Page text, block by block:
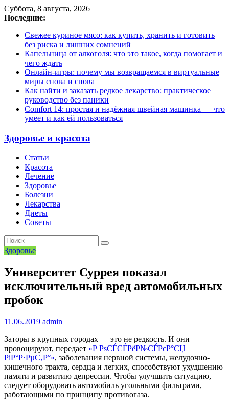
Суббота, 8 августа, 2026
Последние:
Свежее куриное мясо: как купить, хранить и готовить
без риска и лишних сомнений
Капельница от алкоголя: что это такое, когда помогает и
чего ждать
Онлайн-игры: почему мы возвращаемся в виртуальные
миры снова и снова
Как найти и заказать редкое лекарство: практическое
руководство без паники
Comfort 14: простая и надёжная швейная машинка — что
умеет и как ей пользоваться
Здоровье и красота
Статьи
Красота
Лечение
Здоровье
Болезни
Лекарства
Диеты
Советы
Здоровье
Университет Суррея показал
исключительный вред автомобильных
пробок
11.06.2019 admin
Заторы в крупных городах — это не редкость. И они
провоцируют, передает «Р РѕСЃСЃРёР№СЃРєР°СЏ
РіР°Р·РµС‚Р°», заболевания нервной системы, желудочно-
кишечного тракта, сердца и легких, способствуют ухудшению
памяти и развитию депрессии. Чтобы улучшить ситуацию,
следует оборудовать автомобиль угольными фильтрами,
работающими по принципу противогаза.